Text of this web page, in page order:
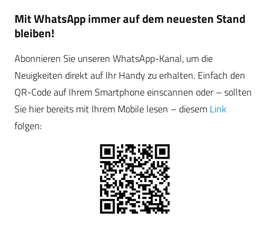
Mit WhatsApp immer auf dem neuesten Stand
bleiben!
Abonnieren Sie unseren WhatsApp-Kanal, um die
Neuigkeiten direkt auf Ihr Handy zu erhalten. Einfach den
QR-Code auf Ihrem Smartphone einscannen oder – sollten
Sie hier bereits mit Ihrem Mobile lesen – diesem Link
folgen: